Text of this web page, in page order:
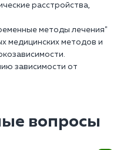
расстройства,
методы лечения"
медицинских методов и
зависимости от
вопросы